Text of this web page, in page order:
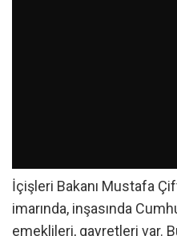
İçişleri Bakanı Mustafa
imarında, inşasında
emeklileri, gayretleri var.